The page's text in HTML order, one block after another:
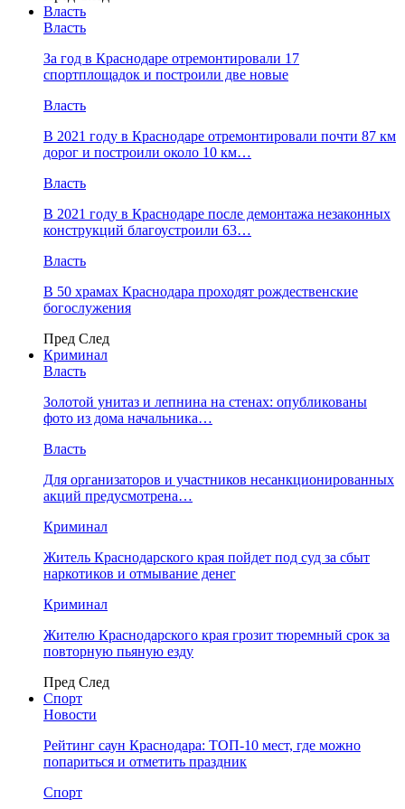
Власть
Власть
За год в Краснодаре отремонтировали 17
спортплощадок и построили две новые
Власть
В 2021 году в Краснодаре отремонтировали почти 87 км
дорог и построили около 10 км…
Власть
В 2021 году в Краснодаре после демонтажа незаконных
конструкций благоустроили 63…
Власть
В 50 храмах Краснодара проходят рождественские
богослужения
Пред След
Криминал
Власть
​Золотой унитаз и лепнина на стенах: опубликованы
фото из дома начальника…
Власть
Для организаторов и участников несанкционированных
акций предусмотрена…
Криминал
Житель Краснодарского края пойдет под суд за сбыт
наркотиков и отмывание денег
Криминал
Жителю Краснодарского края грозит тюремный срок за
повторную пьяную езду
Пред След
Спорт
Новости
Рейтинг саун Краснодара: ТОП-10 мест, где можно
попариться и отметить праздник
Спорт